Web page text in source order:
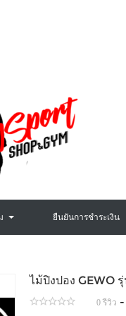
ยืนยันการชำระเงิน
ไม้ปิงปอง GEWO
0 รีวิว -